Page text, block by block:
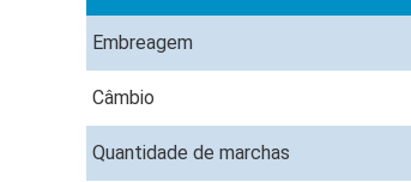
Embreagem
Câmbio
Quantidade de marchas